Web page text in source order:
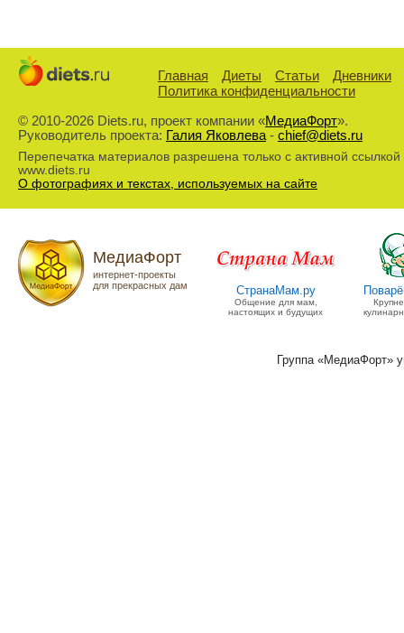
Главная Диеты Статьи
Дневники
Политика конфиденциальности
© 2010-2026 Diets.ru, проект компании «МедиаФорт».
Руководитель проекта: Галия Яковлева- chief@diets.ru
Перепечатка материалов разрешена только с активной ссылкой
www.diets.ru
О фотографиях и текстах, используемых на сайте
МедиаФорт
интернет-проекты
для прекрасных дам
СтранаМам.ру
Общение для мам,
настоящих и будущих
Группа «МедиаФорт»